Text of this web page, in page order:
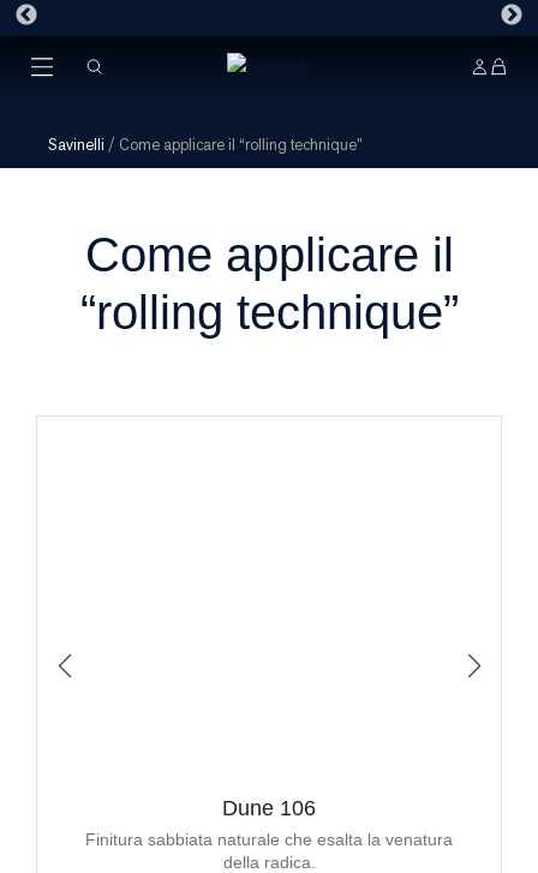
Savinelli / Come applicare il “rolling technique”
Come applicare il
“rolling technique”
Dune 106
Finitura sabbiata naturale che esalta la venatura
della radica.